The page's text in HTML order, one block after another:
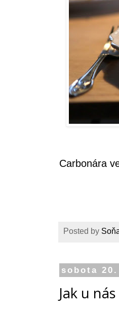
Když
Carbonára
Posted by
sobota
Jak u nás